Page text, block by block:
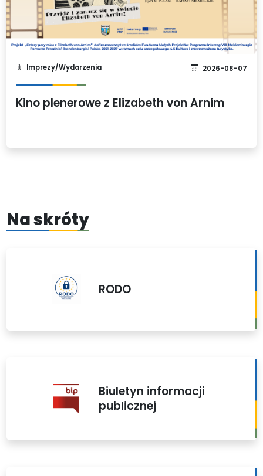
Imprezy/Wydarzenia 2026-08-07
Kino plenerowe z Elizabeth von Arnim
Na skróty
RODO
Biuletyn informacji
publicznej